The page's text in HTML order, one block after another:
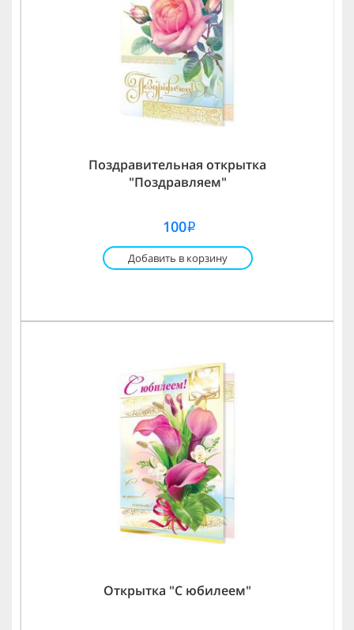
Поздравительная открытка
"Поздравляем"
100i
Добавить в корзину
Открытка "С юбилеем"